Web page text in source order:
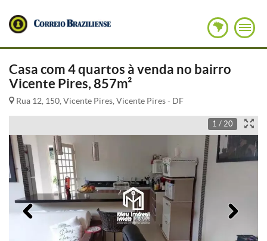
Casa com 4 quartos à venda no bairro
Vicente Pires, 857m²
Rua 12, 150, Vicente Pires, Vicente Pires - DF
1 / 20
Anterior